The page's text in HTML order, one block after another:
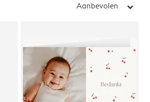
Aanbevolen arrow_right